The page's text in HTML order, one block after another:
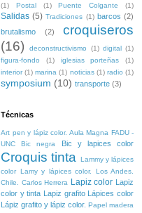
(1)
Postal (1) Puente Colgante (1)
Salidas (5) Tradiciones (1) barcos (2)
brutalismo
(2)
croquiseros
(16)
deconstructivismo (1) digital
(1)
figura-fondo
(1) iglesias porteñas
(1)
interior (1) marina (1) noticias (1) radio (1)
symposium (10) transporte (3)
Técnicas
Art pen y lápiz color. Aula Magna FADU -
UNC
Bic negra Bic y lapices color
Croquis tinta
Lammy y lápices
color
Lamy y lápices color. Los Andes.
Chile. Carlos Herrera Lapiz color
Lapiz
color y tinta
Lapiz grafito
Lápices color
Lápiz grafito y lápiz color. Papel madera